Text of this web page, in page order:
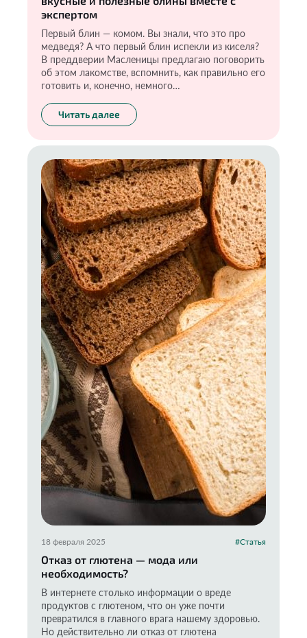
экспертом
Первый блин — комом. Вы знали, что это про
медведя? А что первый блин испекли из киселя?
В преддверии Масленицы предлагаю поговорить
об этом лакомстве, вспомнить, как правильно его
готовить и, конечно, немного
Читать далее
18 февраля 2025 #Статья
Отказ от глютена — мода или
необходимость?
В интернете столько информации о вреде
продуктов с глютеном, что он уже почти
превратился в главного врага нашему здоровью.
Но действительно ли отказ от глютена